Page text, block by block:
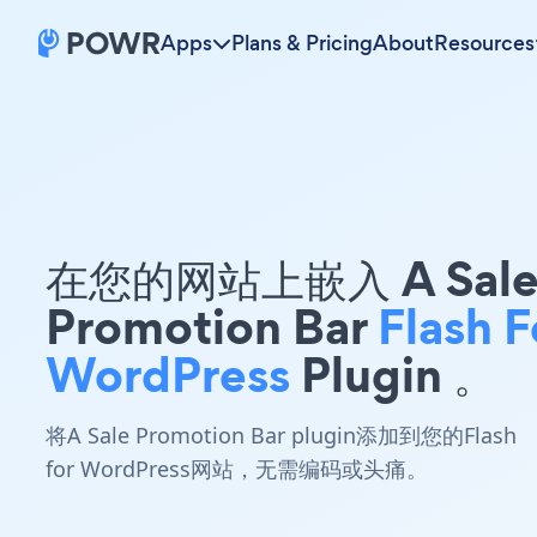
Apps Plans & PricingAboutResources
在您的网站上嵌入 A
Promotion BarFlash
WordPress Plugin 。
将A Sale Promotion Bar plugin添加到您的Flash
for WordPress网站，无需编码或头痛。